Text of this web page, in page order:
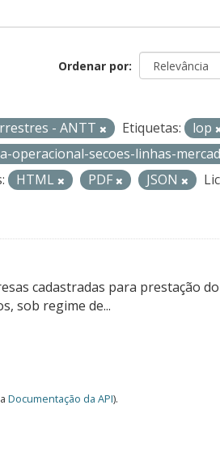
Ordenar por
- ANTT Etiquetas:
lop
operacional-secoes-linhas-
HTML PDF JSON
cadastradas para prestação
sob regime de...
Documentação da API).